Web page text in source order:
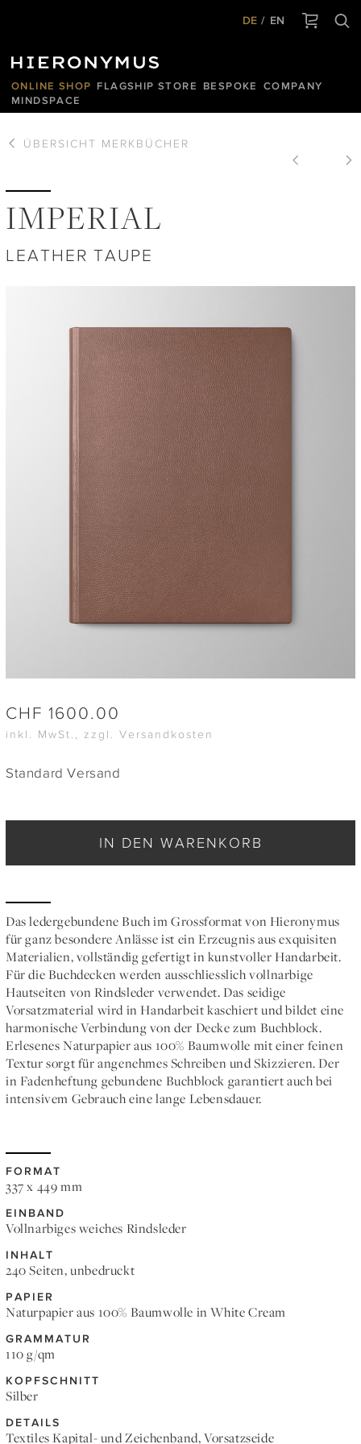
DE EN
ONLINE SHOP FLAGSHIP STORE BESPOKE
COMPANY
MINDSPACE
ÜBERSICHT MERKBÜCHER
IMPERIAL
LEATHER TAUPE
CHF 1600.00
inkl. MwSt., zzgl. Versandkosten
Standard Versand
IN DEN WARENKORB
Das ledergebundene Buch im Grossformat von Hieronymus
für ganz besondere Anlässe ist ein Erzeugnis aus exquisiten
Materialien, vollständig gefertigt in kunstvoller Handarbeit.
Für die Buchdecken werden ausschliesslich vollnarbige
Hautseiten von Rindsleder verwendet. Das seidige
Vorsatzmaterial wird in Handarbeit kaschiert und bildet eine
harmonische Verbindung von der Decke zum Buchblock.
Erlesenes Naturpapier aus 100% Baumwolle mit einer feinen
Textur sorgt für angenehmes Schreiben und Skizzieren. Der
in Fadenheftung gebundene Buchblock garantiert auch bei
intensivem Gebrauch eine lange Lebensdauer.
FORMAT
337 x 449 mm
EINBAND
Vollnarbiges weiches Rindsleder
INHALT
240 Seiten, unbedruckt
PAPIER
Naturpapier aus 100% Baumwolle in White Cream
GRAMMATUR
110 g/qm
KOPFSCHNITT
Silber
DETAILS
Textiles Kapital- und Zeichenband, Vorsatzseide